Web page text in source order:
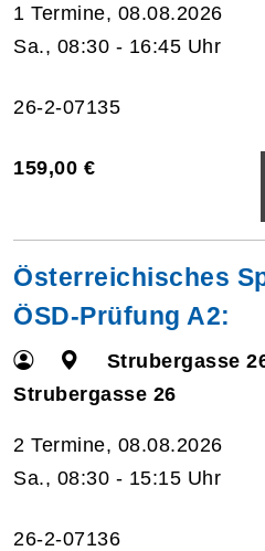
1 Termine, 08.08.2026
Sa., 08:30 - 16:45 Uhr
26-2-07135
159,00 €
Österreichisches
ÖSD-Prüfung A2:
Strubergasse
Strubergasse 26
2 Termine, 08.08.2026
Sa., 08:30 - 15:15 Uhr
26-2-07136